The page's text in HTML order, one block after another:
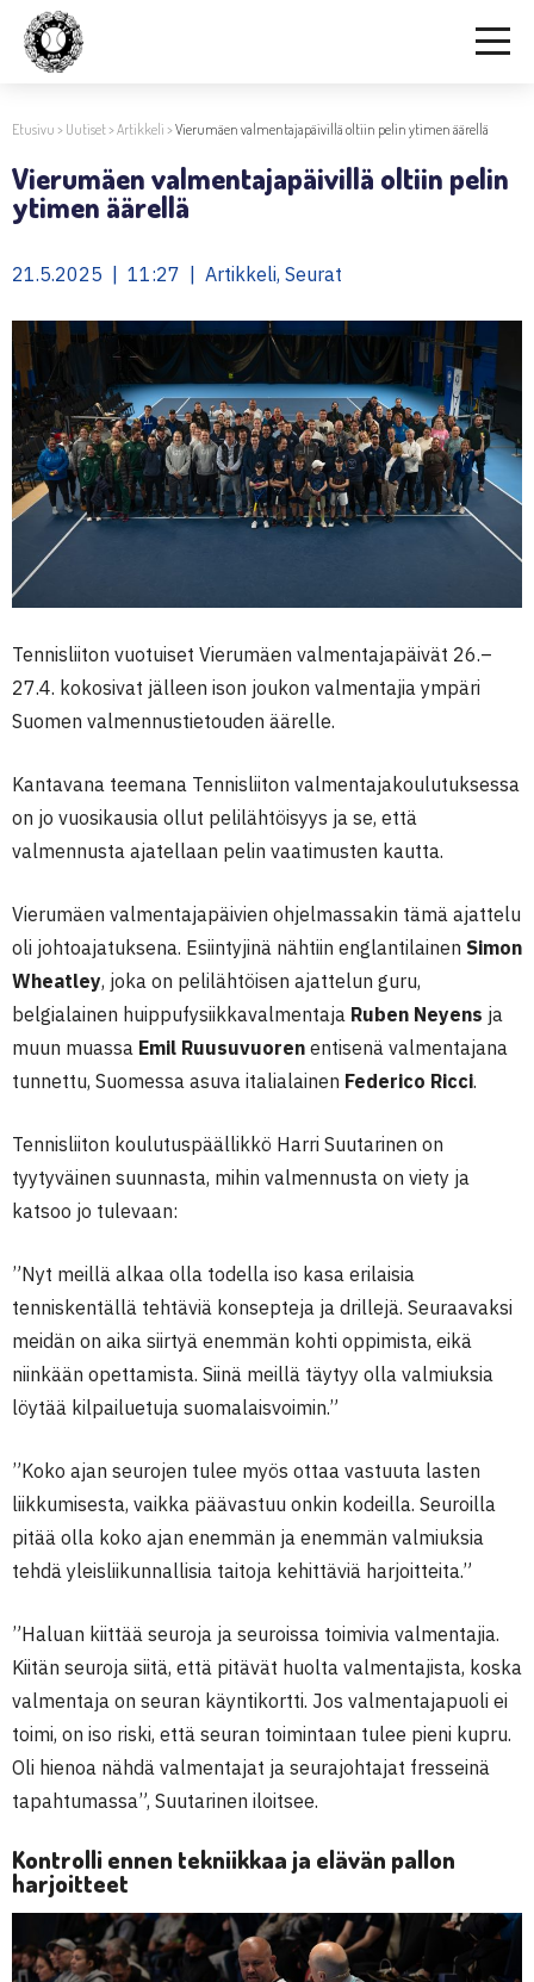
Etusivu > Uutiset>Artikkeli >Vierumäen valmentajapäivillä oltiin pelin ytimen äärellä
Vierumäen valmentajapäivillä oltiin pelin
ytimen äärellä
21.5.2025 | 11:27 | Artikkeli, Seurat
Tennisliiton vuotuiset Vierumäen valmentajapäivät 26.–
27.4. kokosivat jälleen ison joukon valmentajia ympäri
Suomen valmennustietouden äärelle.
Kantavana teemana Tennisliiton valmentajakoulutuksessa
on jo vuosikausia ollut pelilähtöisyys ja se, että
valmennusta ajatellaan pelin vaatimusten kautta.
Vierumäen valmentajapäivien ohjelmassakin tämä ajattelu
oli johtoajatuksena. Esiintyjinä nähtiin englantilainen Simon
Wheatley, joka on pelilähtöisen ajattelun guru,
belgialainen huippufysiikkavalmentaja Ruben Neyens ja
muun muassa Emil Ruusuvuoren entisenä valmentajana
tunnettu, Suomessa asuva italialainen Federico Ricci.
Tennisliiton koulutuspäällikkö Harri Suutarinen on
tyytyväinen suunnasta, mihin valmennusta on viety ja
katsoo jo tulevaan:
”Nyt meillä alkaa olla todella iso kasa erilaisia
tenniskentällä tehtäviä konsepteja ja drillejä. Seuraavaksi
meidän on aika siirtyä enemmän kohti oppimista, eikä
niinkään opettamista. Siinä meillä täytyy olla valmiuksia
löytää kilpailuetuja suomalaisvoimin.”
”Koko ajan seurojen tulee myös ottaa vastuuta lasten
liikkumisesta, vaikka päävastuu onkin kodeilla. Seuroilla
pitää olla koko ajan enemmän ja enemmän valmiuksia
tehdä yleisliikunnallisia taitoja kehittäviä harjoitteita.”
”Haluan kiittää seuroja ja seuroissa toimivia valmentajia.
Kiitän seuroja siitä, että pitävät huolta valmentajista, koska
valmentaja on seuran käyntikortti. Jos valmentajapuoli ei
toimi, on iso riski, että seuran toimintaan tulee pieni kupru.
Oli hienoa nähdä valmentajat ja seurajohtajat fresseinä
tapahtumassa”, Suutarinen iloitsee.
Kontrolli ennen tekniikkaa ja elävän pallon
harjoitteet